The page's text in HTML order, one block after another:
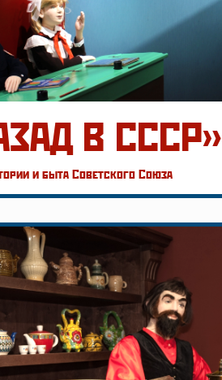
В СССР»
и быта Советского Союза